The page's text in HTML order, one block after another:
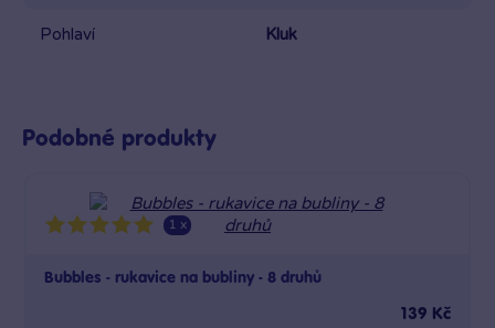
Pohlaví Kluk
Podobné produkty
1 x
Bubbles - rukavice na bubliny - 8 druhů
139 Kč